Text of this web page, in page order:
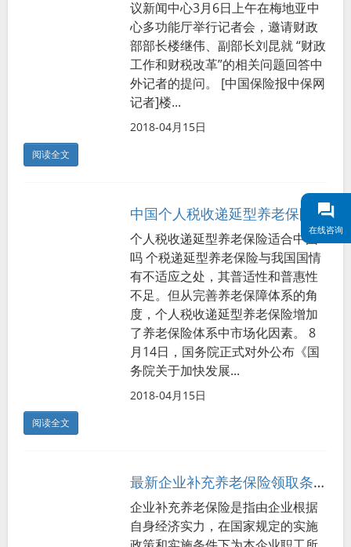
议新闻中心3月6日上午在梅地亚中
心多功能厅举行记者会，邀请财政
部部长楼继伟、副部长刘昆就 “财政
工作和财税改革”的相关问题回答中
外记者的提问。 [中国保险报中保网
记者]楼...
2018-04月15日
阅读全文
中国个人税收递延型养老保险试点分析
个人税收递延型养老保险适合中国
吗 个税递延型养老保险与我国国情
有不适应之处，其普适性和普惠性
不足。但从完善养老保障体系的角
度，个人税收递延型养老保险增加
了养老保险体系中市场化因素。 8
月14日，国务院正式对外公布《国
务院关于加快发展...
2018-04月15日
阅读全文
最新企业补充养老保险领取条件
企业补充养老保险是指由企业根据
自身经济实力，在国家规定的实施
在线咨询